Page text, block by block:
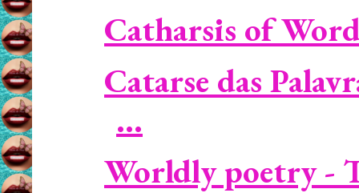
Catharsis of
Catarse das
...
Worldly poetry -